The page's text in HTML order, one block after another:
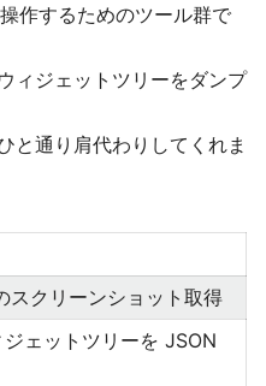
作するためのツール群で
ィジェットツリーをダンプ
と通り肩代わりしてくれま
スクリーンショット取得
ェットツリーを JSON